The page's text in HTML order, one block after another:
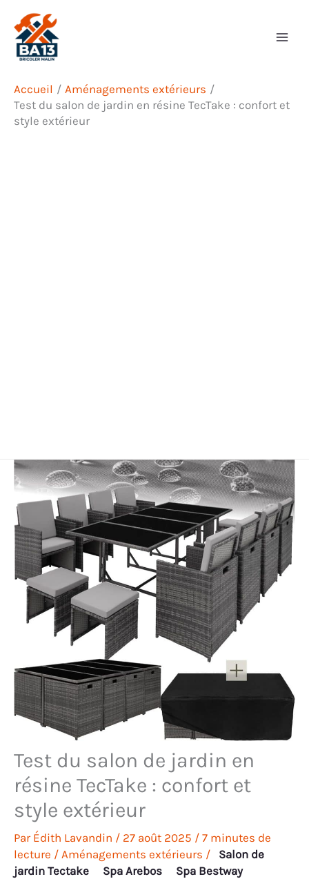
contenu
Accueil
Aménagements extérieurs
Test du salon de jardin en résine TecTake : confort et
style extérieur
Test du salon de jardin en
résine TecTake : confort et
style extérieur
Par Édith Lavandin / 27 août 2025 / 7 minutes de
lecture / Aménagements extérieurs /
Salon de
jardin Tectake
Spa Arebos
Spa Bestway
Rechercher